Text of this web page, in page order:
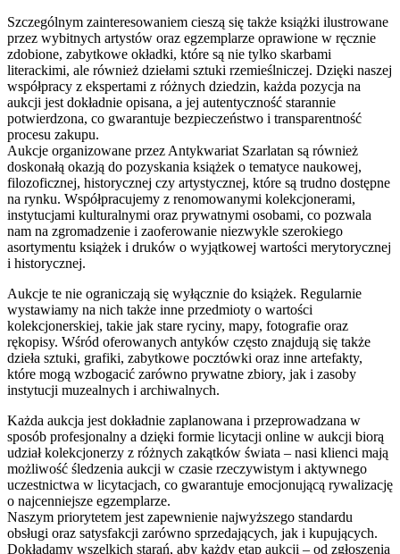
Szczególnym zainteresowaniem cieszą się także książki ilustrowane
przez wybitnych artystów oraz egzemplarze oprawione w ręcznie
zdobione, zabytkowe okładki, które są nie tylko skarbami
literackimi, ale również dziełami sztuki rzemieślniczej. Dzięki naszej
współpracy z ekspertami z różnych dziedzin, każda pozycja na
aukcji jest dokładnie opisana, a jej autentyczność starannie
potwierdzona, co gwarantuje bezpieczeństwo i transparentność
procesu zakupu.
Aukcje organizowane przez Antykwariat Szarlatan są również
doskonałą okazją do pozyskania książek o tematyce naukowej,
filozoficznej, historycznej czy artystycznej, które są trudno dostępne
na rynku. Współpracujemy z renomowanymi kolekcjonerami,
instytucjami kulturalnymi oraz prywatnymi osobami, co pozwala
nam na zgromadzenie i zaoferowanie niezwykle szerokiego
asortymentu książek i druków o wyjątkowej wartości merytorycznej
i historycznej.
Aukcje te nie ograniczają się wyłącznie do książek. Regularnie
wystawiamy na nich także inne przedmioty o wartości
kolekcjonerskiej, takie jak stare ryciny, mapy, fotografie oraz
rękopisy. Wśród oferowanych antyków często znajdują się także
dzieła sztuki, grafiki, zabytkowe pocztówki oraz inne artefakty,
które mogą wzbogacić zarówno prywatne zbiory, jak i zasoby
instytucji muzealnych i archiwalnych.
Każda aukcja jest dokładnie zaplanowana i przeprowadzana w
sposób profesjonalny a dzięki formie licytacji online w aukcji biorą
udział kolekcjonerzy z różnych zakątków świata – nasi klienci mają
możliwość śledzenia aukcji w czasie rzeczywistym i aktywnego
uczestnictwa w licytacjach, co gwarantuje emocjonującą rywalizację
o najcenniejsze egzemplarze.
Naszym priorytetem jest zapewnienie najwyższego standardu
obsługi oraz satysfakcji zarówno sprzedających, jak i kupujących.
Dokładamy wszelkich starań, aby każdy etap aukcji – od zgłoszenia